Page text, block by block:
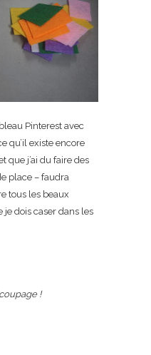
Pinterest avec
qu’il existe encore
que j’ai du faire des
place – faudra
tous les beaux
je dois caser dans les
!